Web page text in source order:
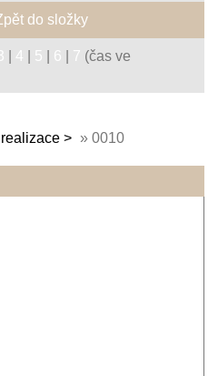
do složky
4 5 6 7 (čas ve
realizace » 0010